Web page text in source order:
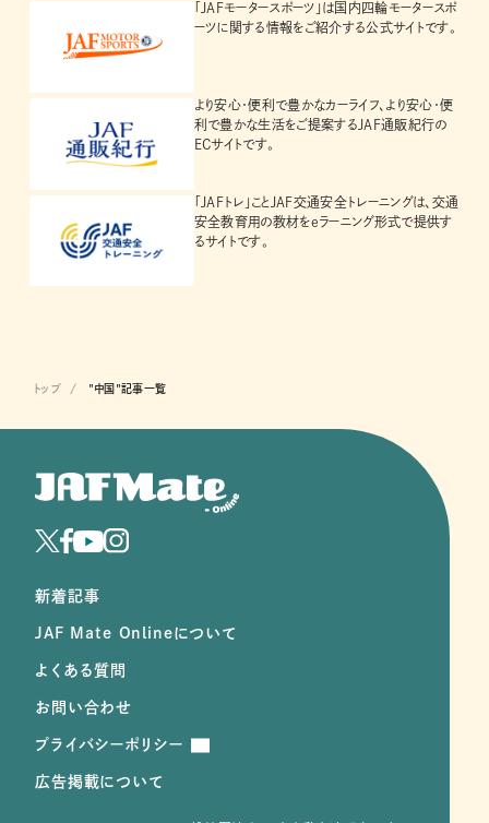
「JAFモータースポーツ」は国内四輪モータースポ
ーツに関する情報をご紹介する公式サイトです。
より安心・便利で豊かなカーライフ、より安心・便
利で豊かな生活をご提案するJAF通販紀行の
ECサイトです。
「JAFトレ」ことJAF交通安全トレーニングは、交通
安全教育用の教材をeラーニング形式で提供す
るサイトです。
トップ "中国"記事一覧
新着記事
JAF Mate Onlineについて
よくある質問
お問い合わせ
プライバシーポリシー
広告掲載について